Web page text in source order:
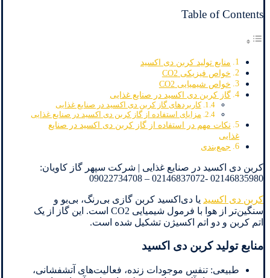
Table of Contents
منابع تولید کربن دی اکسید
خواص فیزیکی CO2
خواص شیمیایی CO2
گاز کربن دی اکسید در صنایع غذایی
کاربردهای گاز کربن دی اکسید در صنایع غذایی
مزایای استفاده از گاز کربن دی اکسید در صنایع غذایی
نکات مهم در استفاده از گاز کربن دی اکسید در صنایع
غذایی
جمع‌بندی
کربن دی اکسید در صنایع غذایی | شرکت سپهر گاز کاویان:
02146835980 -02146837072 – 09022734708
کربن دی اکسید یا دی‌اکسید کربن گازی بی‌رنگ، بی‌بو و
سنگین‌تر از هوا با فرمول شیمیایی CO2 است. این گاز از یک
اتم کربن و دو اتم اکسیژن تشکیل شده است.
منابع تولید کربن دی اکسید
طبیعی: تنفس موجودات زنده، فعالیت‌های آتشفشانی،